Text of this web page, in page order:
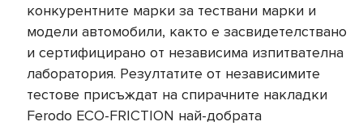
конкурентните марки за тествани марки и
модели автомобили, както е засвидетелствано
и сертифицирано от независима изпитвателна
лаборатория. Резултатите от независимите
тестове присъждат на спирачните накладки
Ferodo ECO-FRICTION най-добрата